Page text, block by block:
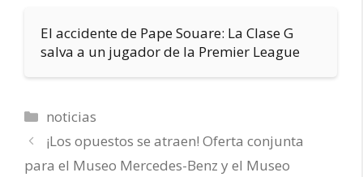
El accidente de Pape Souare: La Clase G
salva a un jugador de la Premier League
Categorías
noticias
¡Los opuestos se atraen! Oferta conjunta
para el Museo Mercedes-Benz y el Museo